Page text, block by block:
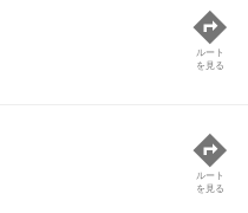
ルート
を見る
ルート
を見る